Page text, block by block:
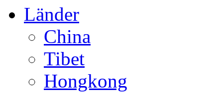
Länder
China
Tibet
Hongkong